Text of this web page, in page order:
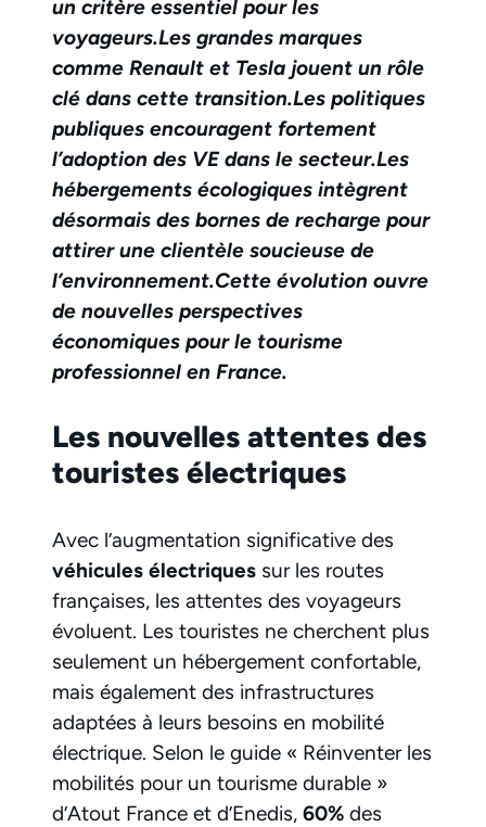
un critère essentiel pour les
voyageurs.Les grandes marques
comme Renault et Tesla jouent un rôle
clé dans cette transition.Les politiques
publiques encouragent fortement
l’adoption des VE dans le secteur.Les
hébergements écologiques intègrent
désormais des bornes de recharge pour
attirer une clientèle soucieuse de
l’environnement.Cette évolution ouvre
de nouvelles perspectives
économiques pour le tourisme
professionnel en France.
Les nouvelles attentes des
touristes électriques
Avec l’augmentation significative des
véhicules électriques sur les routes
françaises, les attentes des voyageurs
évoluent. Les touristes ne cherchent plus
seulement un hébergement confortable,
mais également des infrastructures
adaptées à leurs besoins en mobilité
électrique. Selon le guide « Réinventer les
mobilités pour un tourisme durable »
d’Atout France et d’Enedis, 60% des